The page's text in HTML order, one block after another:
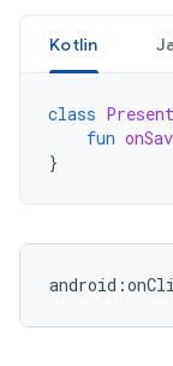
Kotlin
class
fun
}